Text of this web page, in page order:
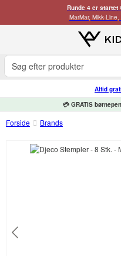
Runde 4 er startet
MarMar, Mikk-
Altid
💳 GRATIS
Forside Brands